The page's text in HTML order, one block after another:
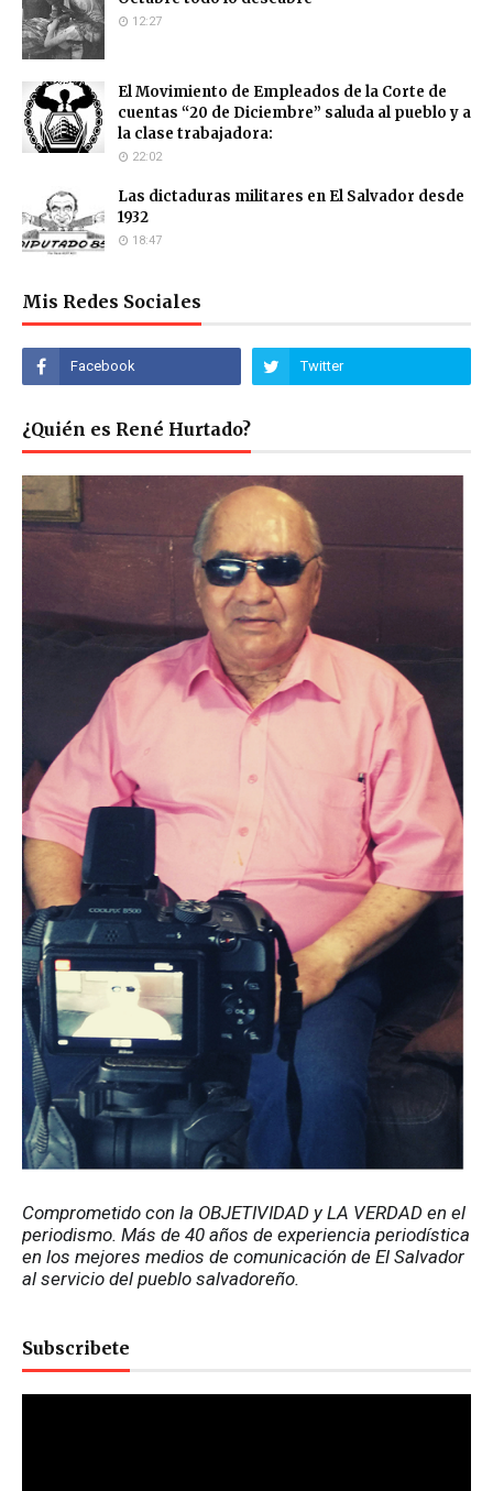
12:27
El Movimiento de Empleados de la Corte de
cuentas “20 de Diciembre” saluda al pueblo y a
la clase trabajadora:
22:02
Las dictaduras militares en El Salvador desde
1932
18:47
Mis Redes Sociales
¿Quién es René Hurtado?
Comprometido con la OBJETIVIDAD y LA VERDAD en el
periodismo. Más de 40 años de experiencia periodística
en los mejores medios de comunicación de El Salvador
al servicio del pueblo salvadoreño.
Subscribete